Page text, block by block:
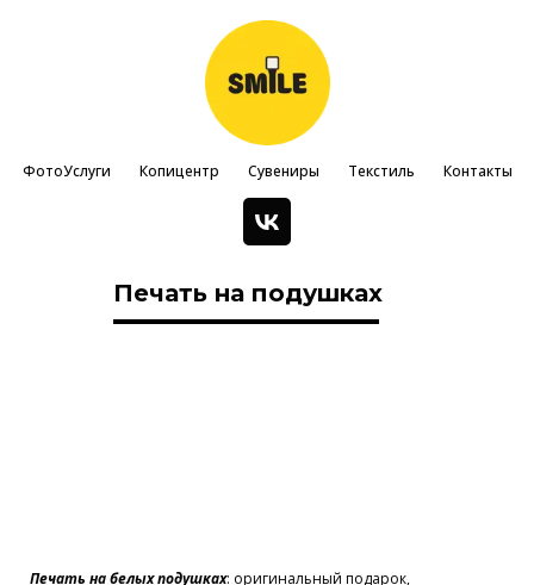
ФотоУслуги Копицентр Сувениры Текстиль Контакты
Печать на подушках
Печать на белых подушках: оригинальный подарок,